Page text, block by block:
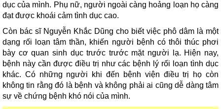
dục của mình. Phụ nữ, người ngoài càng hoảng loạn họ càng
đạt được khoái cảm tình dục cao.
Còn bác sĩ Nguyễn Khắc Dũng cho biết việc phô dâm là một
dạng rối loạn tâm thần, khiến người bệnh có thôi thúc phơi
bày cơ quan sinh dục trước trước mặt người lạ. Hiện nay,
bệnh này cần được điều trị như các bệnh lý rối loạn tình dục
khác. Có những người khi đến bệnh viện điều trị họ còn
không tin rằng đó là bệnh và không phải ai cũng dễ dàng tâm
sự về chứng bệnh khó nói của mình.